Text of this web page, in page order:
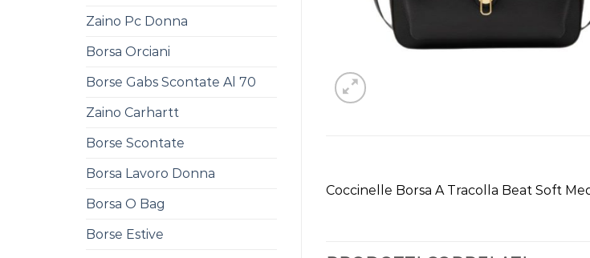
Zaino Pc Donna
Borsa Orciani
Borse Gabs Scontate Al 70
Zaino Carhartt
Borse Scontate
Borsa Lavoro Donna
Borsa O Bag
Borse Estive
Coccinelle Borsa A Tracolla Beat Soft